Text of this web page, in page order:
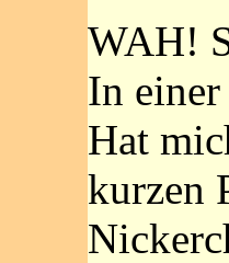
WAH!
In
Hat
kurzen